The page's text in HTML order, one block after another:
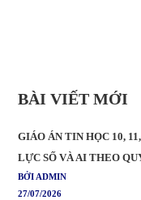
BÀI VIẾT MỚI
GIÁO ÁN TIN HỌC 10,
LỰC SỐ VÀ AI THEO
BỞI ADMIN
27/07/2026